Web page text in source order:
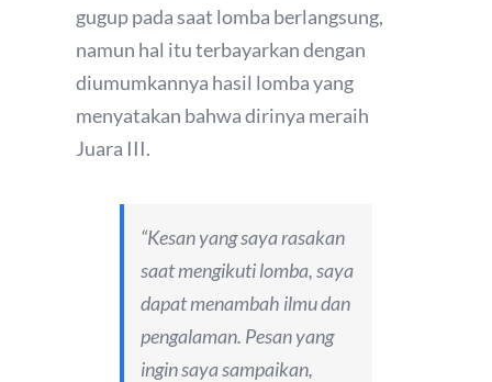
gugup pada saat lomba berlangsung,
namun hal itu terbayarkan dengan
diumumkannya hasil lomba yang
menyatakan bahwa dirinya meraih
Juara III.
“Kesan yang saya rasakan
saat mengikuti lomba, saya
dapat menambah ilmu dan
pengalaman. Pesan yang
ingin saya sampaikan,